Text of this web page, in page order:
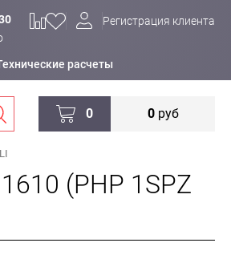
Регистрация клиента
расчеты
0 0руб
(PHP 1SPZ